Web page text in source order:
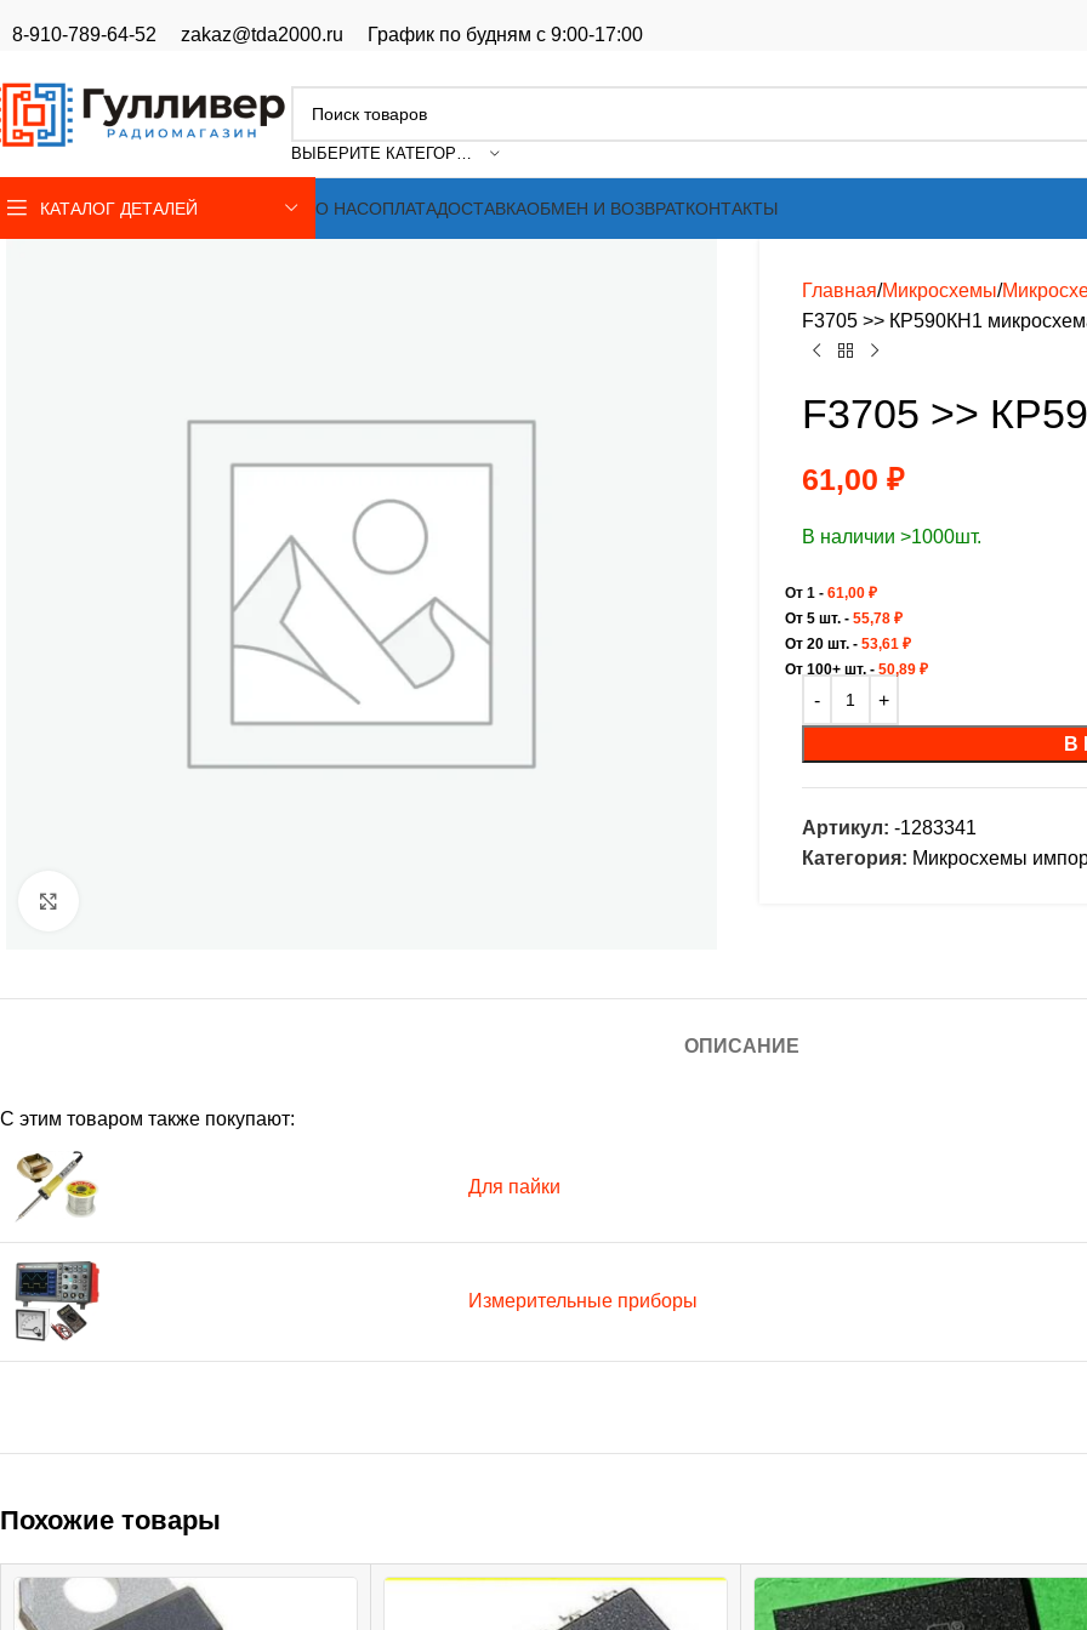
8-910-789-64-52 zakaz@tda2000.ru График по будням с 9:00-17:00
ВЫБЕРИТЕ КАТЕГОРИЮ
КАТАЛОГ ДЕТАЛЕЙ О НАСОПЛАТАДОСТАВКАОБМЕН И ВОЗВРАТКОНТАКТЫ
Главная Микросхемы
F3705 >> КР590КН1
F3705 >>
61,00 ₽
В наличии >1000шт.
От 1 - 61,00 ₽
От 5 шт. - 55,78 ₽
От 20 шт. - 53,61 ₽
От 100+ шт. - 50,89 ₽
В
Артикул: -1283341
Категория: Микросхемы
ОПИСАНИЕ
С этим товаром также покупают:
Для пайки
Измерительные приборы
Похожие товары